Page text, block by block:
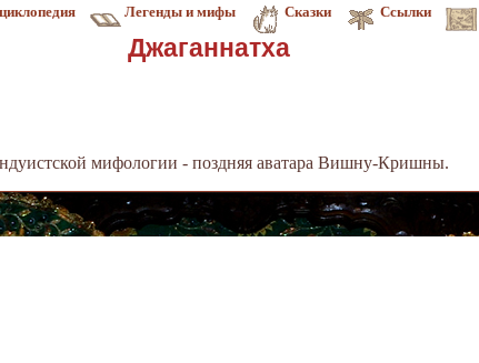
Легенды и мифы Сказки Ссылки
Джаганнатха
мифологии - поздняя аватара Вишну-Кришны.